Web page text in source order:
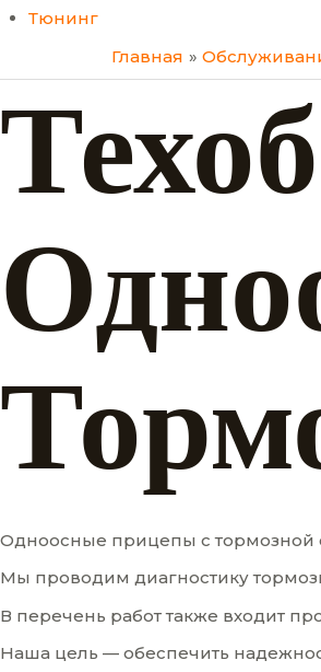
Тюнинг
Главная
Одноосные прицепы с тормозной
Мы проводим диагностику
В перечень работ также входит
Наша цель — обеспечить